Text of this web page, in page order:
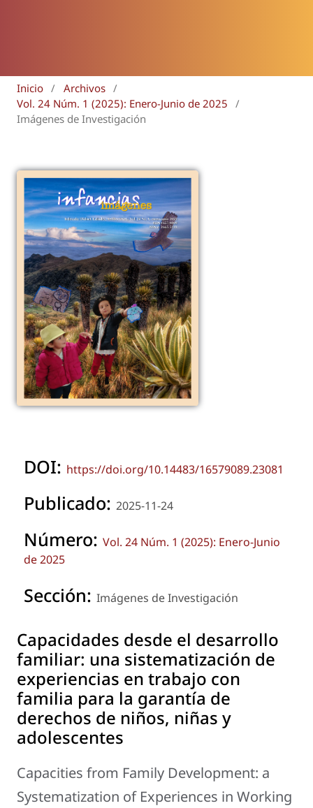
Inicio / Archivos /
Vol. 24 Núm. 1 (2025): Enero-Junio de 2025
/
Imágenes de Investigación
DOI: https://doi.org/10.14483/16579089.23081
Publicado: 2025-11-24
Número: Vol. 24 Núm. 1 (2025): Enero-Junio
de 2025
Sección: Imágenes de Investigación
Capacidades desde el desarrollo
familiar: una sistematización de
experiencias en trabajo con
familia para la garantía de
derechos de niños, niñas y
adolescentes
Capacities from Family Development: a
Systematization of Experiences in Working